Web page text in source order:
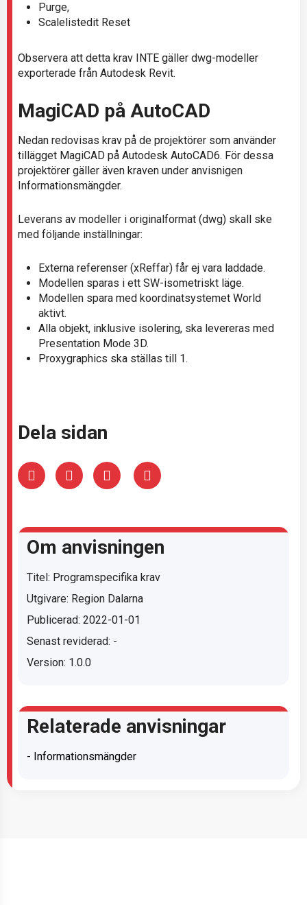
Purge,
Scalelistedit Reset
Observera att detta krav INTE gäller dwg-modeller
exporterade från Autodesk Revit.
MagiCAD på AutoCAD
Nedan redovisas krav på de projektörer som använder
tillägget MagiCAD på Autodesk AutoCAD6. För dessa
projektörer gäller även kraven under anvisnigen
Informationsmängder.
Leverans av modeller i originalformat (dwg) skall ske
med följande inställningar:
Externa referenser (xReffar) får ej vara laddade.
Modellen sparas i ett SW-isometriskt läge.
Modellen spara med koordinatsystemet World
aktivt.
Alla objekt, inklusive isolering, ska levereras med
Presentation Mode 3D.
Proxygraphics ska ställas till 1.
Dela sidan
Om anvisningen
Titel: Programspecifika krav
Utgivare: Region Dalarna
Publicerad: 2022-01-01
Senast reviderad: -
Version: 1.0.0
Relaterade anvisningar
- Informationsmängder